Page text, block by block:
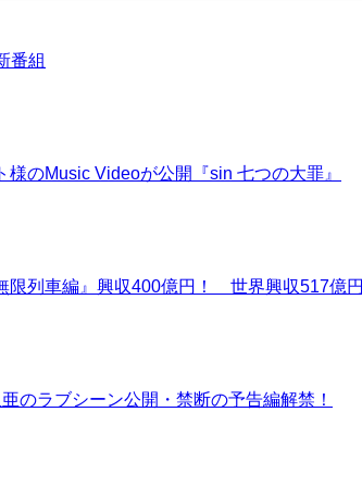
番組
のMusic Videoが公開『sin 七つの大罪』
限列車編』興収400億円！ 世界興収517億円
のラブシーン公開・禁断の予告編解禁！